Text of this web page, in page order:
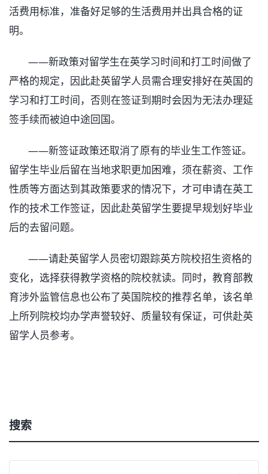
活费用标准，准备好足够的生活费用并出具合格的证
明。
——新政策对留学生在英学习时间和打工时间做了
严格的规定，因此赴英留学人员需合理安排好在英国的
学习和打工时间，否则在签证到期时会因为无法办理延
签手续而被迫中途回国。
——新签证政策还取消了原有的毕业生工作签证。
留学生毕业后留在当地求职更加困难，须在薪资、工作
性质等方面达到其政策要求的情况下，才可申请在英工
作的技术工作签证，因此赴英留学生要提早规划好毕业
后的去留问题。
——请赴英留学人员密切跟踪英方院校招生资格的
变化，选择获得教学资格的院校就读。同时，教育部教
育涉外监管信息也公布了英国院校的推荐名单，该名单
上所列院校均办学声誉较好、质量较有保证，可供赴英
留学人员参考。
搜索